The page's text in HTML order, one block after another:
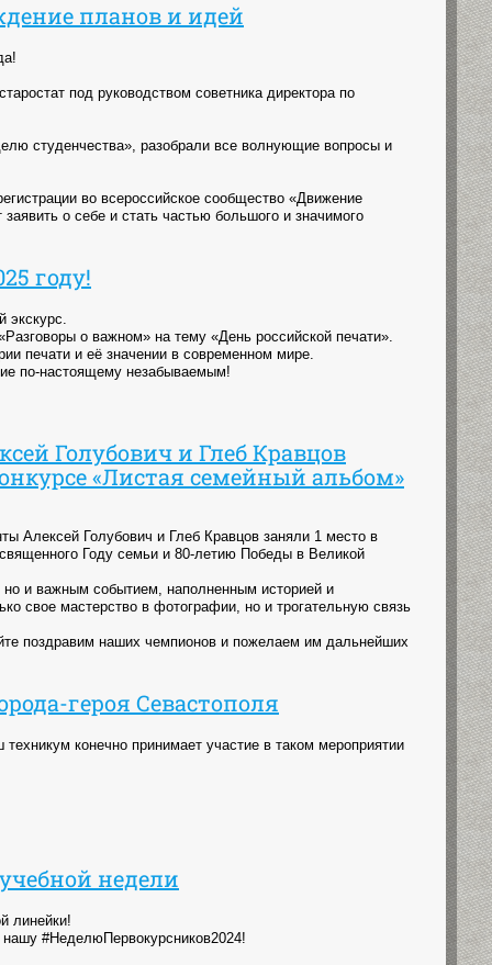
планов и идей
под руководством советника директора по
студенчества», разобрали все волнующие вопросы и
во всероссийское сообщество «Движение
о себе и стать частью большого и значимого
году!
о важном» на тему «День российской печати».
печати и её значении в современном мире.
по-настоящему незабываемым!
Голубович и Глеб Кравцов
«Листая семейный альбом»
Алексей Голубович и Глеб Кравцов заняли 1 место в
Году семьи и 80-летию Победы в Великой
но и важным событием, наполненным историей и
свое мастерство в фотографии, но и трогательную связь
поздравим наших чемпионов и пожелаем им дальнейших
героя Севастополя
конечно принимает участие в таком мероприятии
недели
линейки!
#НеделюПервокурсников2024!